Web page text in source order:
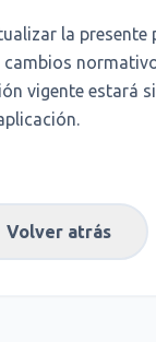
la presente
vigente estará
Volver atrás